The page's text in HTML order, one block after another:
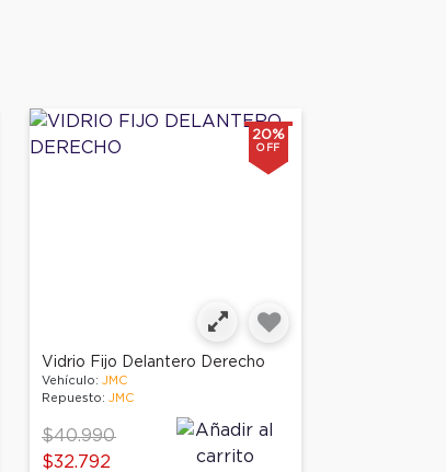
20%
OFF
Vidrio Fijo Delantero Derecho
Vehículo:JMC
Repuesto:JMC
Price reduced from
$40.990to
$32.792